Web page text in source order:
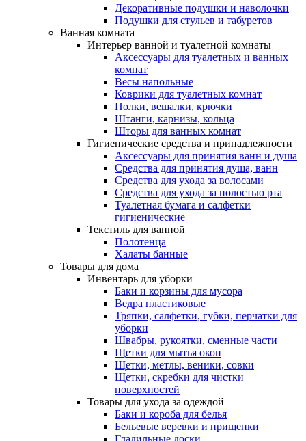
Декоративные подушки и наволочки
Подушки для стульев и табуретов
Ванная комната
Интерьер ванной и туалетной комнаты
Аксессуары для туалетных и ванных
комнат
Весы напольные
Коврики для туалетных комнат
Полки, вешалки, крючки
Штанги, карнизы, кольца
Шторы для ванных комнат
Гигиенические средства и принадлежности
Аксессуары для принятия ванн и душа
Средства для принятия душа, ванн
Средства для ухода за волосами
Средства для ухода за полостью рта
Туалетная бумага и салфетки
гигиенические
Текстиль для ванной
Полотенца
Халаты банные
Товары для дома
Инвентарь для уборки
Баки и корзины для мусора
Ведра пластиковые
Тряпки, салфетки, губки, перчатки для
уборки
Швабры, рукоятки, сменные части
Щетки для мытья окон
Щетки, метлы, веники, совки
Щетки, скребки для чистки
поверхностей
Товары для ухода за одеждой
Баки и короба для белья
Бельевые веревки и прищепки
Гладильные доски